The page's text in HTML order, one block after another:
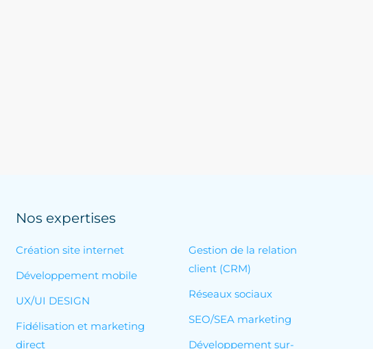
Nos expertises
Création site internet
Développement mobile
UX/UI DESIGN
Fidélisation et marketing
direct
Gestion de la relation
client (CRM)
Réseaux sociaux
SEO/SEA marketing
Développement sur-